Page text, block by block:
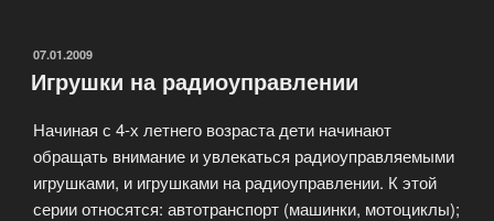
ОПУБЛИКОВАНО
07.01.2009
Игрушки на радиоуправлении
Начиная с 4-х летнего возраста дети начинают
обращать внимание и увлекаться радиоуправляемыми
игрушками, и игрушками на радиоуправлении. К этой
серии относятся: автотранспорт (машинки, мотоциклы);